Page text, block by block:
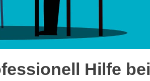
Hilfe bei